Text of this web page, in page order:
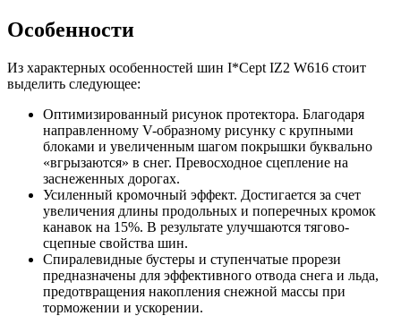
Особенности
Из характерных особенностей шин I*Cept IZ2 W616 стоит
выделить следующее:
Оптимизированный рисунок протектора. Благодаря
направленному V-образному рисунку с крупными
блоками и увеличенным шагом покрышки буквально
«вгрызаются» в снег. Превосходное сцепление на
заснеженных дорогах.
Усиленный кромочный эффект. Достигается за счет
увеличения длины продольных и поперечных кромок
канавок на 15%. В результате улучшаются тягово-
сцепные свойства шин.
Спиралевидные бустеры и ступенчатые прорези
предназначены для эффективного отвода снега и льда,
предотвращения накопления снежной массы при
торможении и ускорении.